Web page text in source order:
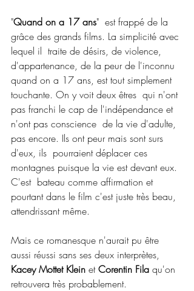
"Quand on a 17 ans"  est frappé de la
grâce des grands films. La simplicité avec
lequel il  traite de désirs, de violence,
d'appartenance, de la peur de l'inconnu
quand on a 17 ans, est tout simplement
touchante. On y voit deux êtres  qui n'ont
pas franchi le cap de l'indépendance et
n'ont pas conscience  de la vie d'adulte,
pas encore. Ils ont peur mais sont surs
d'eux, ils  pourraient déplacer ces
montagnes puisque la vie est devant eux.
C'est  bateau comme affirmation et
pourtant dans le film c'est juste très beau,
attendrissant même.
Mais ce romanesque n'aurait pu être
aussi réussi sans ses deux interprètes,
Kacey Mottet Klein et Corentin Fila qu'on
retrouvera très probablement.